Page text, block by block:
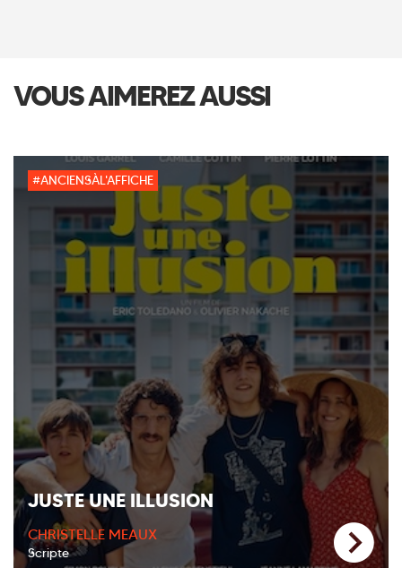
VOUS AIMEREZ AUSSI
#ANCIENSÀL'AFFICHE
JUSTE UNE ILLUSION
CHRISTELLE MEAUX
Scripte